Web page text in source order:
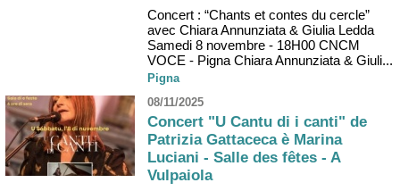
Concert : “Chants et contes du cercle”
avec Chiara Annunziata & Giulia Ledda
Samedi 8 novembre - 18H00 CNCM
VOCE - Pigna Chiara Annunziata & Giuli...
Pigna
08/11/2025
Concert "U Cantu di i canti" de
Patrizia Gattaceca è Marina
Luciani - Salle des fêtes - A
Vulpaiola